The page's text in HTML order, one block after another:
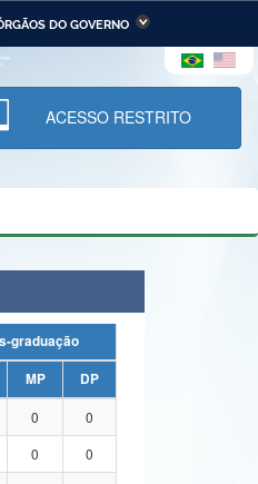
DO GOVERNO
da Infraestrutura
da Ciência,
Inovações e
ACESSO RESTRITO
graduação
MP
DP
0
0
0
0